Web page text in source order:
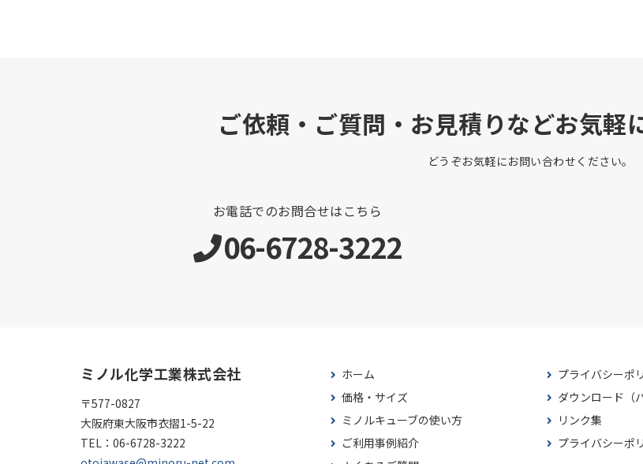
ご依頼・ご質問・お見積りなどお気軽
どうぞお気軽にお問い合わせください。
お電話でのお問合せはこちら
06-6728-3222
ミノル化学工業株式会社
〒577-0827
大阪府東大阪市衣摺1-5-22
TEL： 06-6728-3222
ホーム
価格・サイズ
ミノルキューブの使い方
ご利用事例紹介
プライバシーポ
ダウンロード（
リンク集
プライバシーポ